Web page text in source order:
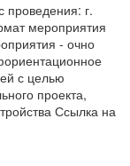
г.
мероприятия
- очно
с целью
проекта,
Ссылка на